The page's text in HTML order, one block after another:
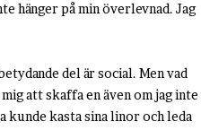
hänger på min överlevnad. Jag
del är social. Men vad
att skaffa en även om jag inte
kunde kasta sina linor och leda